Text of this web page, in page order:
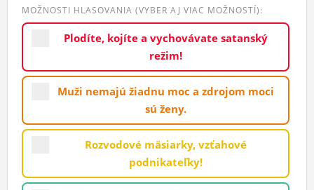
BLOGY
ĽUDIA
NASTAVENIA
MOŽNOSTI HLASOVANIA (VYBER AJ VIAC MOŽNOSTÍ):
Plodíte, kojíte a vychovávate satanský
režim!
Muži nemajú žiadnu moc a zdrojom moci
sú ženy.
Rozvodové mäsiarky, vzťahové
podnikateľky!